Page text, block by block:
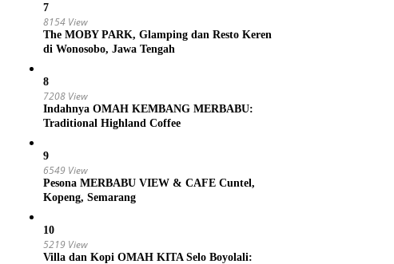
7
8154 View
The MOBY PARK, Glamping dan Resto Keren
di Wonosobo, Jawa Tengah
8
7208 View
Indahnya OMAH KEMBANG MERBABU:
Traditional Highland Coffee
9
6549 View
Pesona MERBABU VIEW & CAFE Cuntel,
Kopeng, Semarang
10
5219 View
Villa dan Kopi OMAH KITA Selo Boyolali: